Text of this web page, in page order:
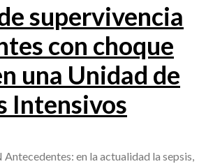
supervivencia
con choque
una Unidad de
Intensivos
Antecedentes: en la actualidad la sepsis,